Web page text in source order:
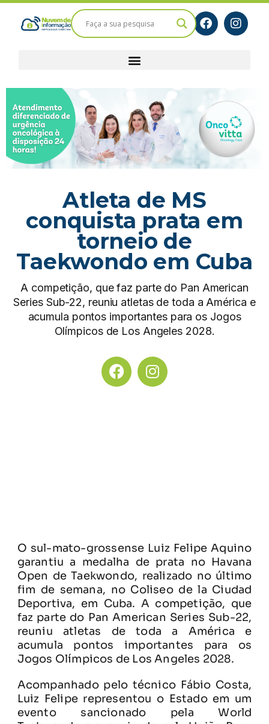
Atleta de MS
conquista prata em
torneio de
Taekwondo em Cuba
A competição, que faz parte do Pan American
Series Sub-22, reuniu atletas de toda a América e
acumula pontos importantes para os Jogos
Olímpicos de Los Angeles 2028.
O sul-mato-grossense Luiz Felipe Aquino
garantiu a medalha de prata no Havana
Open de Taekwondo, realizado no último
fim de semana, no Coliseo de la Ciudad
Deportiva, em Cuba. A competição, que
faz parte do Pan American Series Sub-22,
reuniu atletas de toda a América e
acumula pontos importantes para os
Jogos Olímpicos de Los Angeles 2028.
Acompanhado pelo técnico Fábio Costa,
Luiz Felipe representou o Estado em um
evento sancionado pela World